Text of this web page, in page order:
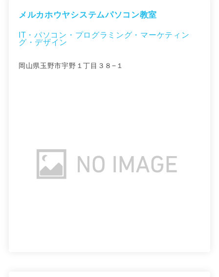
メルカホウヤシステムパソコン教室
IT・パソコン・プログラミング・マーケティン
グ・デザイン
岡山県玉野市宇野１丁目３８−１